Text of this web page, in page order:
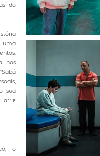
do
uma
nos
sua
atriz
o